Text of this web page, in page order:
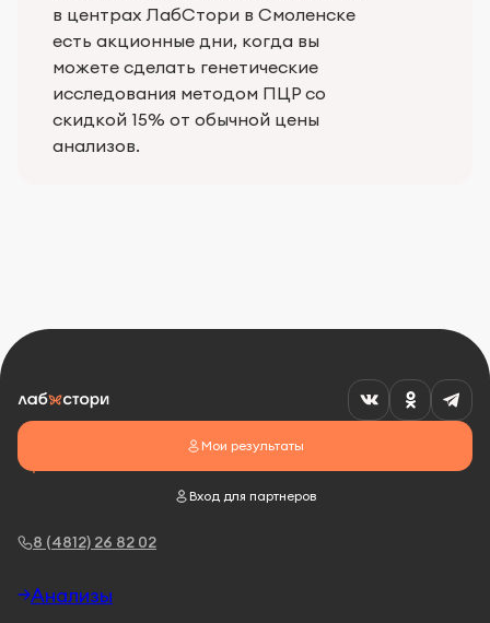
в центрах ЛабСтори в Смоленске
есть акционные дни, когда вы
можете сделать генетические
исследования методом ПЦР со
скидкой 15% от обычной цены
анализов.
8 (4812) 26 82 02
Мои результаты
Вход для партнеров
Анализы